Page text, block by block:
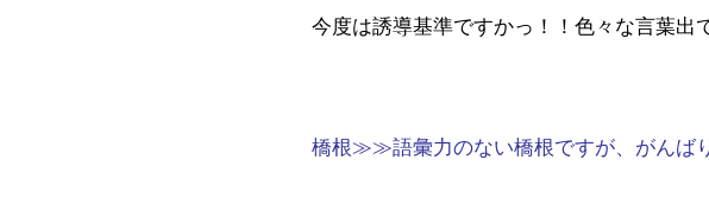
今度は誘導基準ですかっ！！色々な言葉出
橋根≫≫語彙力のない橋根ですが、がんば